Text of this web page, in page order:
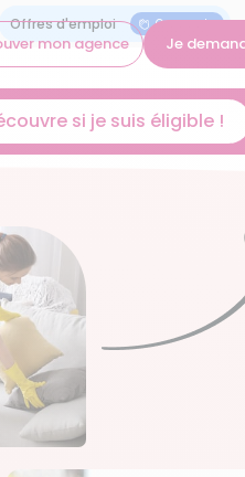
On recrute
mon agence Je
si je suis éligible !